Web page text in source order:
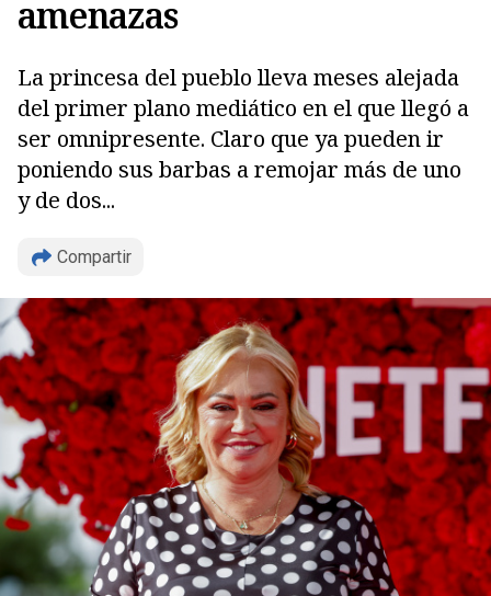
amenazas
La princesa del pueblo lleva meses alejada
del primer plano mediático en el que llegó a
ser omnipresente. Claro que ya pueden ir
poniendo sus barbas a remojar más de uno
y de dos...
Compartir
Copiar